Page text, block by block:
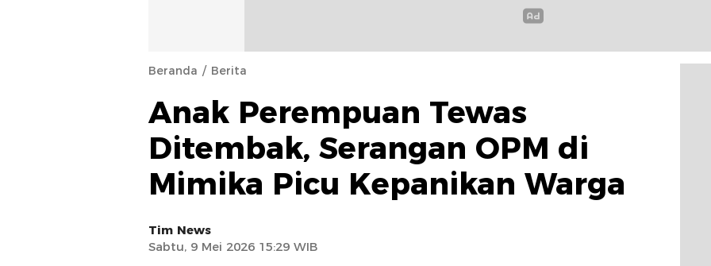
Beranda Berita
Anak Perempuan Tewas
Ditembak, Serangan OPM di
Mimika Picu Kepanikan Warga
Tim News
Sabtu, 9 Mei 2026 15:29 WIB